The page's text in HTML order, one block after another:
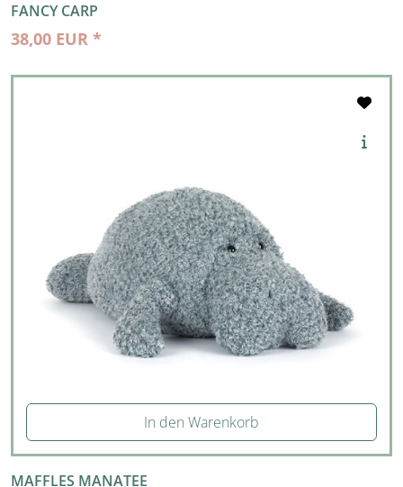
FANCY CARP
38,00 EUR *
In den Warenkorb
MAFFLES MANATEE